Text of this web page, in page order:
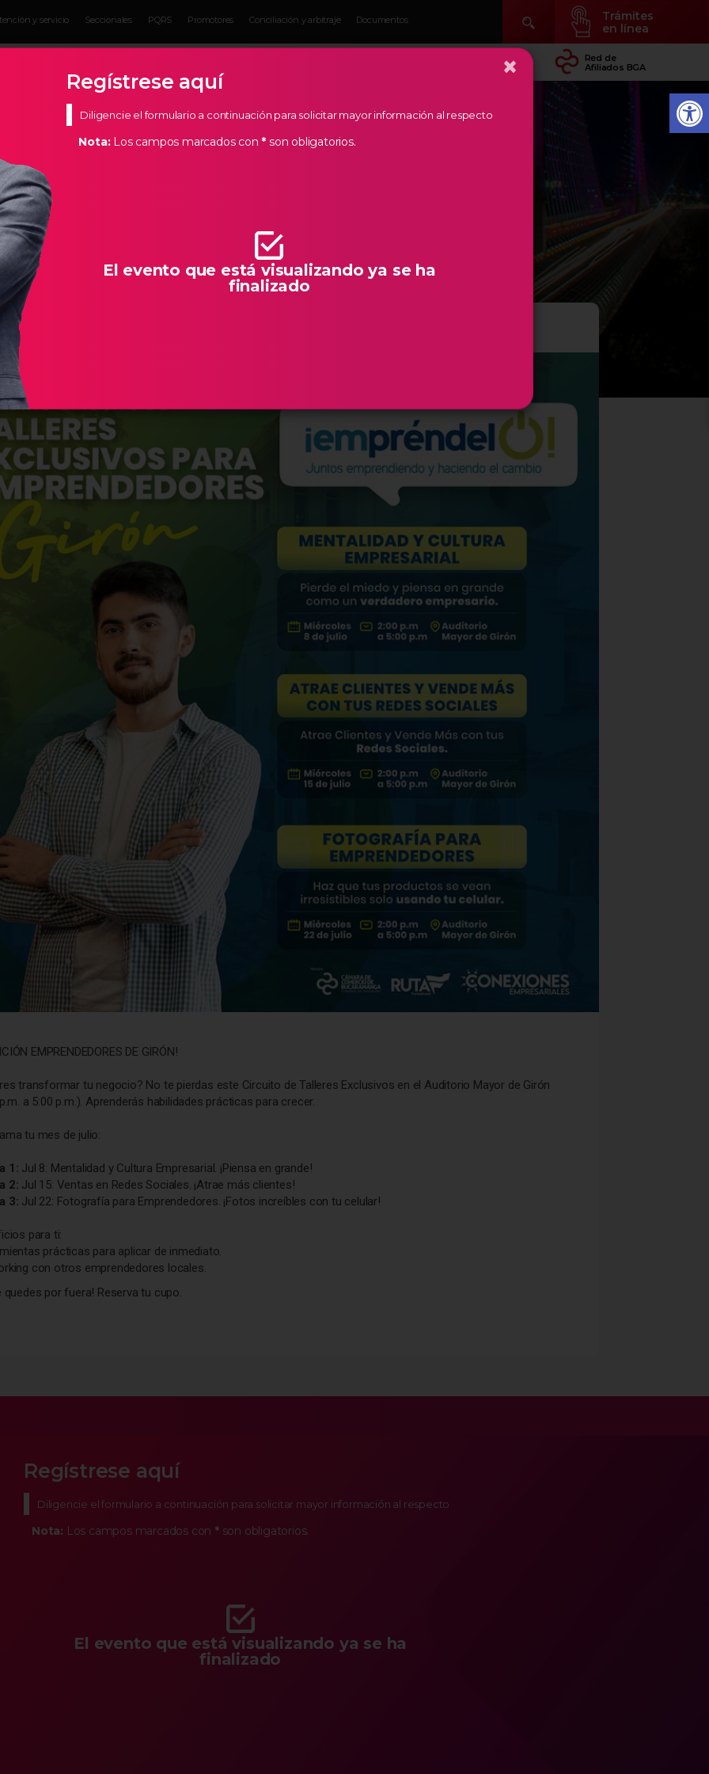
y servicio Seccionales PQRS Promotores Conciliación y arbitraje Documentos
Trámites
en línea
Conocer Temás
Red de
Afiliados BGA
Estratégicos
Bucaramanga, creemos en los empresarios de nuestra
las herramientas necesarias para que la creación de
característico de Santander.
GIRÓN 2026
EMPRENDEDORES DE GIRÓN!
transformar tu negocio? No te pierdas este Circuito de Talleres Exclusivos en el Auditorio Mayor de Girón
a 5:00 p.m.). Aprenderás habilidades prácticas para crecer.
tu mes de julio:
1: Jul 8: Mentalidad y Cultura Empresarial. ¡Piensa en grande!
2: Jul 15: Ventas en Redes Sociales. ¡Atrae más clientes!
3: Jul 22: Fotografía para Emprendedores. ¡Fotos increíbles con tu celular!
para ti:
prácticas para aplicar de inmediato.
con otros emprendedores locales.
quedes por fuera! Reserva tu cupo.
Regístrese aquí
Diligencie el formulario a continuación para solicitar mayor información al respecto
Nota: Los campos marcados con *son obligatorios.
El evento que está visualizando ya se ha
finalizado
×
Regístrese aquí
Diligencie el formulario a continuación para solicitar mayor información al respecto
Nota:Los campos marcados con * son obligatorios.
El evento que está visualizando ya se ha
finalizado